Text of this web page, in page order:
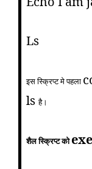
Ls
इस स्क्रिप्ट मे पहला
lsहै।
शैल स्क्रिप्ट को